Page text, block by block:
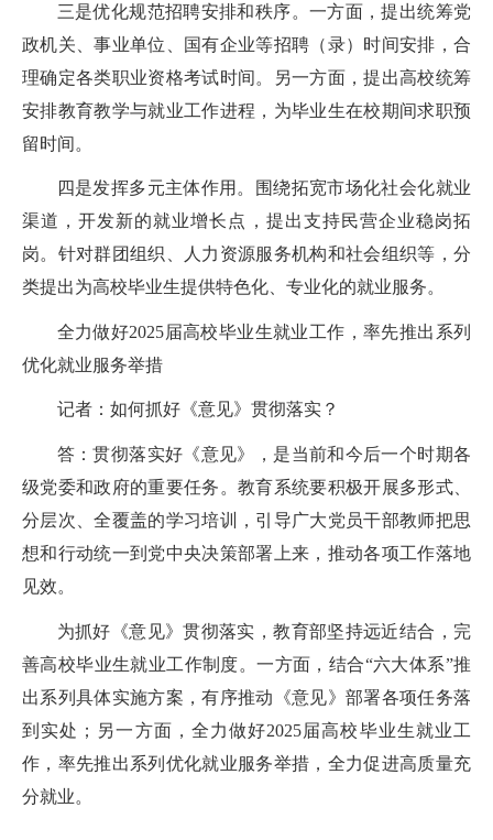
三是优化规范招聘安排和秩序。一方面，提出统筹党
政机关、事业单位、国有企业等招聘（录）时间安排，合
理确定各类职业资格考试时间。另一方面，提出高校统筹
安排教育教学与就业工作进程，为毕业生在校期间求职预
留时间。
四是发挥多元主体作用。围绕拓宽市场化社会化就业
渠道，开发新的就业增长点，提出支持民营企业稳岗拓
岗。针对群团组织、人力资源服务机构和社会组织等，分
类提出为高校毕业生提供特色化、专业化的就业服务。
全力做好2025届高校毕业生就业工作，率先推出系列
优化就业服务举措
记者：如何抓好《意见》贯彻落实？
答：贯彻落实好《意见》，是当前和今后一个时期各
级党委和政府的重要任务。教育系统要积极开展多形式、
分层次、全覆盖的学习培训，引导广大党员干部教师把思
想和行动统一到党中央决策部署上来，推动各项工作落地
见效。
为抓好《意见》贯彻落实，教育部坚持远近结合，完
善高校毕业生就业工作制度。一方面，结合“六大体系”推
出系列具体实施方案，有序推动《意见》部署各项任务落
到实处；另一方面，全力做好2025届高校毕业生就业工
作，率先推出系列优化就业服务举措，全力促进高质量充
分就业。